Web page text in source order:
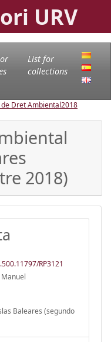
URV
List for
collections
de Dret Ambiental2018
2018)
RP3121
Manuel
Baleares (segundo